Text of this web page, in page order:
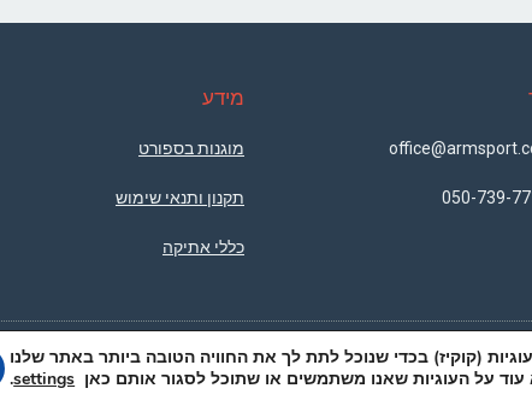
050-739-
מידע
מוגנות בספורט
תקנון ותנאי שימוש
כללי אתיקה
(קוקיז) בכדי שנוכל לתת לך את החוויה הטובה ביותר באתר שלנו
עוד על העוגיות שאנו משתמשים או שתוכל לסגור אותם כאן settings
.